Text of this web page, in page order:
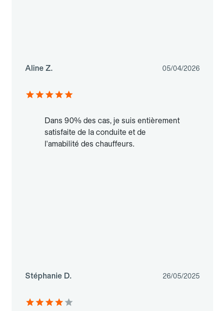
Aline Z. 05/04/2026
Dans 90% des cas, je suis entièrement
satisfaite de la conduite et de
l'amabilité des chauffeurs.
Stéphanie D. 26/05/2025